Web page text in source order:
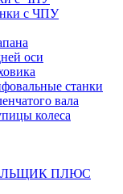
с ЧПУ
оси
станки
вала
колеса
ПЛЮС